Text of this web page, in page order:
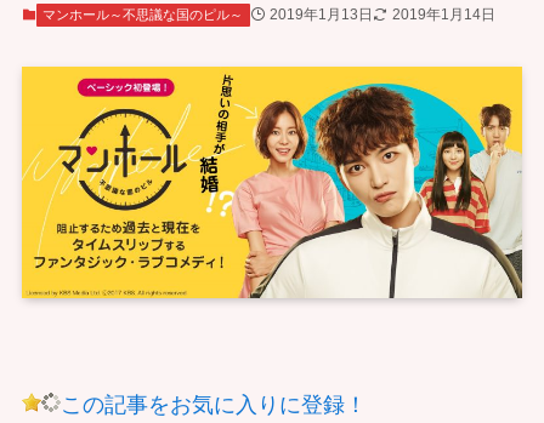
マンホール～不思議な国のピル～ 2019年1月13日 2019年1月14日
この記事をお気に入りに登録！